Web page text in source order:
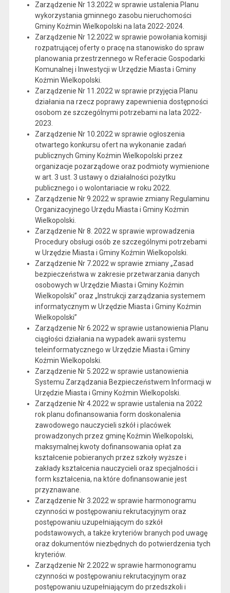
Zarządzenie Nr 13.2022 w sprawie ustalenia Planu
wykorzystania gminnego zasobu nieruchomości
Gminy Koźmin Wielkopolski na lata 2022-2024.
Zarządzenie Nr 12.2022 w sprawie powołania komisji
rozpatrującej oferty o pracę na stanowisko do spraw
planowania przestrzennego w Referacie Gospodarki
Komunalnej i Inwestycji w Urzędzie Miasta i Gminy
Koźmin Wielkopolski.
Zarządzenie Nr 11.2022 w sprawie przyjęcia Planu
działania na rzecz poprawy zapewnienia dostępności
osobom ze szczególnymi potrzebami na lata 2022-
2023.
Zarządzenie Nr 10.2022 w sprawie ogłoszenia
otwartego konkursu ofert na wykonanie zadań
publicznych Gminy Koźmin Wielkopolski przez
organizacje pozarządowe oraz podmioty wymienione
w art. 3 ust. 3 ustawy o działalności pożytku
publicznego i o wolontariacie w roku 2022.
Zarządzenie Nr 9.2022 w sprawie zmiany Regulaminu
Organizacyjnego Urzędu Miasta i Gminy Koźmin
Wielkopolski.
Zarządzenie Nr 8. 2022 w sprawie wprowadzenia
Procedury obsługi osób ze szczególnymi potrzebami
w Urzędzie Miasta i Gminy Koźmin Wielkopolski.
Zarządzenie Nr 7.2022 w sprawie zmiany „Zasad
bezpieczeństwa w zakresie przetwarzania danych
osobowych w Urzędzie Miasta i Gminy Koźmin
Wielkopolski” oraz „Instrukcji zarządzania systemem
informatycznym w Urzędzie Miasta i Gminy Koźmin
Wielkopolski”
Zarządzenie Nr 6.2022 w sprawie ustanowienia Planu
ciągłości działania na wypadek awarii systemu
teleinformatycznego w Urzędzie Miasta i Gminy
Koźmin Wielkopolski.
Zarządzenie Nr 5.2022 w sprawie ustanowienia
Systemu Zarządzania Bezpieczeństwem Informacji w
Urzędzie Miasta i Gminy Koźmin Wielkopolski.
Zarządzenie Nr 4.2022 w sprawie ustalenia na 2022
rok planu dofinansowania form doskonalenia
zawodowego nauczycieli szkół i placówek
prowadzonych przez gminę Koźmin Wielkopolski,
maksymalnej kwoty dofinansowania opłat za
kształcenie pobieranych przez szkoły wyższe i
zakłady kształcenia nauczycieli oraz specjalności i
form kształcenia, na które dofinansowanie jest
przyznawane.
Zarządzenie Nr 3.2022 w sprawie harmonogramu
czynności w postępowaniu rekrutacyjnym oraz
postępowaniu uzupełniającym do szkół
podstawowych, a także kryteriów branych pod uwagę
oraz dokumentów niezbędnych do potwierdzenia tych
kryteriów.
Zarządzenie Nr 2.2022 w sprawie harmonogramu
czynności w postępowaniu rekrutacyjnym oraz
postępowaniu uzupełniającym do przedszkoli i